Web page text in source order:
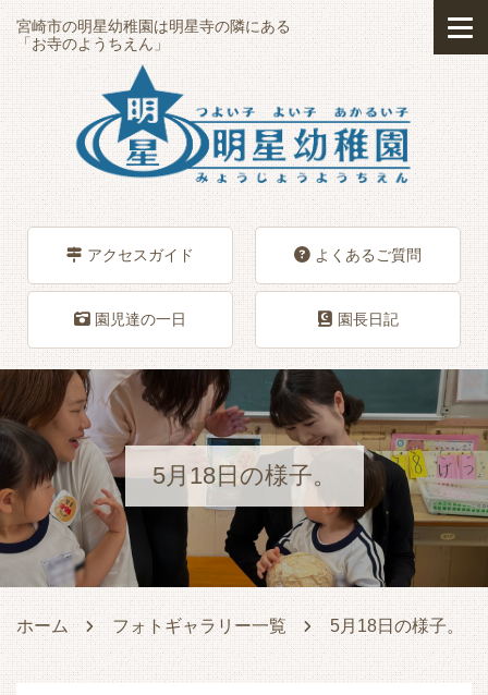
宮崎市の明星幼稚園は明星寺の隣にある
「お寺のようちえん」
アクセスガイド よくあるご質問
園児達の一日 園長日記
5月18日の様子。
ホーム フォトギャラリー一覧 5月18日の様子。